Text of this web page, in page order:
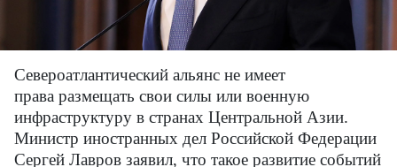
Североатлантический альянс не имеет
права размещать свои силы или военную
инфраструктуру в странах Центральной Азии.
Министр иностранных дел Российской Федерации
Сергей Лавров заявил, что такое развитие событий